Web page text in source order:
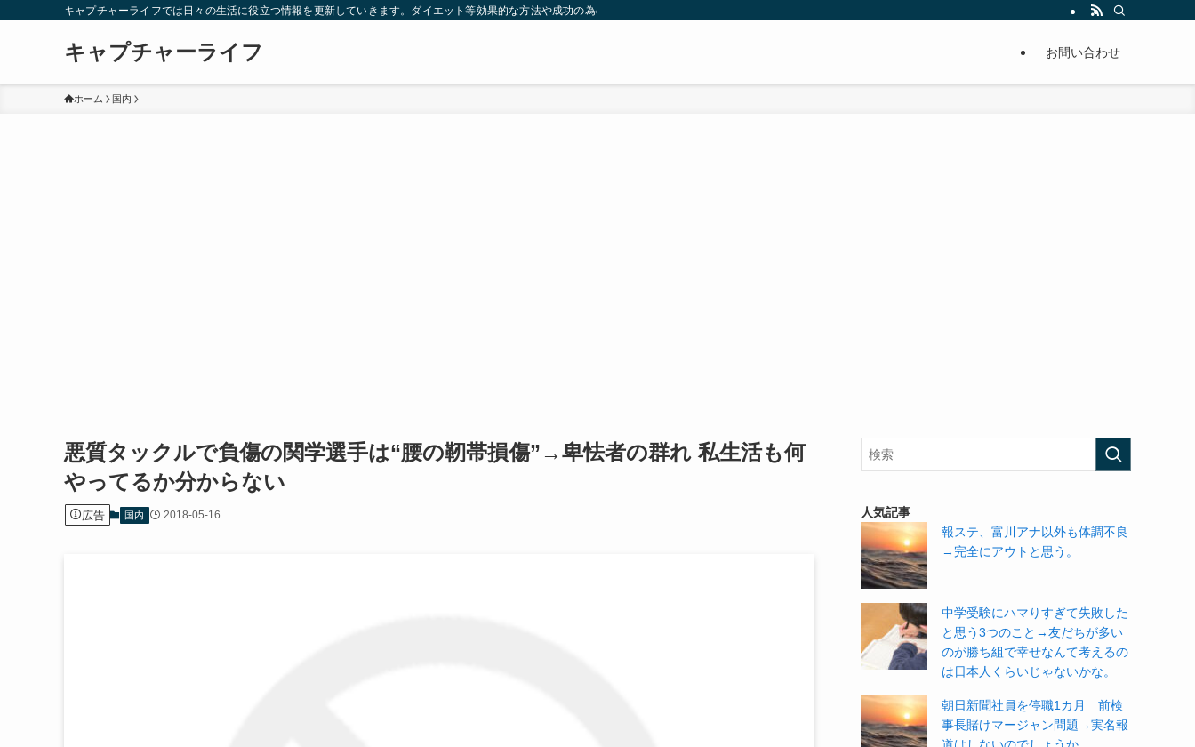
キャプチャーライフでは日々の生活に役立つ情報を更新していきます。ダイエット等効果的な方法や成功の為の秘訣等。太ったり悩んでいる方々が簡単に痩せることが出来るように分かりやすくまとめています。
キャプチャーライフ お問い合わせ
ホーム 国内
悪質タックルで負傷の関学選手は“腰の靭帯損傷”→卑怯者の群れ 私生活も何
やってるか分からない
広告 国内 2018-05-16
人気記事
報ステ、富川アナ以外も体調不良
→完全にアウトと思う。
中学受験にハマりすぎて失敗した
と思う3つのこと→友だちが多い
のが勝ち組で幸せなんて考えるの
は日本人くらいじゃないかな。
朝日新聞社員を停職1カ月 前検
事長賭けマージャン問題→実名報